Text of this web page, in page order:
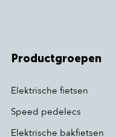
Productgroepen
Elektrische fietsen
Speed pedelecs
Elektrische bakfietsen